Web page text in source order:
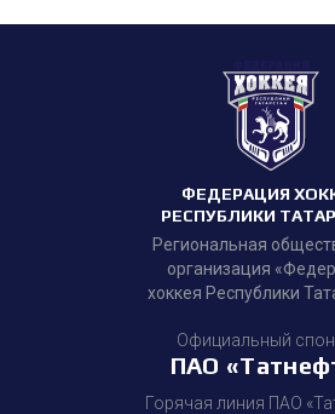
ФЕДЕРАЦИЯ
РЕСПУБЛИКИ
Региональная
организация
хоккея Республики
Официальный
ПАО
Горячая линия ПАО